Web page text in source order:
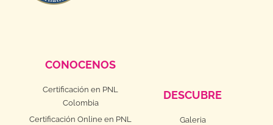
CONOCENOS
Certificación en PNL
Colombia
Certificación Online en PNL
DESCUBRE
Galeria